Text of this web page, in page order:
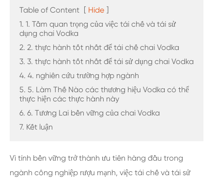
Table of Content [ Hide ]
1. 1. Tầm quan trọng của việc tái chế và tái sử
dụng chai Vodka
2. 2. thực hành tốt nhất để tái chế chai Vodka
3. 3. thực hành tốt nhất để tái sử dụng chai Vodka
4. 4. nghiên cứu trường hợp ngành
5. 5. Làm Thế Nào các thương hiệu Vodka có thể
thực hiện các thực hành này
6. 6. Tương Lai bền vững của chai Vodka
7. Kết luận
Vì tính bền vững trở thành ưu tiên hàng đầu trong
ngành công nghiệp rượu mạnh, việc tái chế và tái sử